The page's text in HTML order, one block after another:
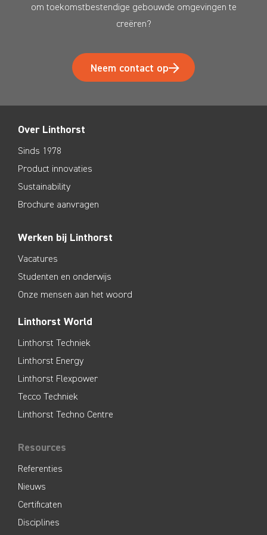
om toekomstbestendige gebouwde omgevingen te
creëren?
Neem contact op
Over Linthorst
Sinds 1978
Product innovaties
Sustainability
Brochure aanvragen
Werken bij Linthorst
Vacatures
Studenten en onderwijs
Onze mensen aan het woord
Linthorst World
Linthorst Techniek
Linthorst Energy
Linthorst Flexpower
Tecco Techniek
Linthorst Techno Centre
Resources
Referenties
Nieuws
Certificaten
Disciplines